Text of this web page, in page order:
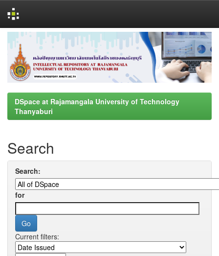
navigation
DSpace at Rajamangala University of Technology
Thanyaburi
Search
Search:
for
Current filters: